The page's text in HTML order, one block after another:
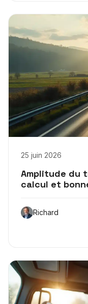
25 juin 2026
Amplitude du
calcul et
Richard